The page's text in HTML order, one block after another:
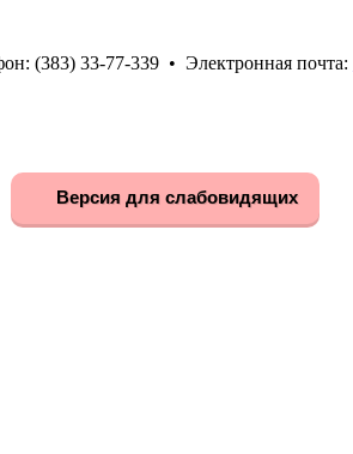
(383) 33-77-339 • Электронная почта:
Версия для слабовидящих